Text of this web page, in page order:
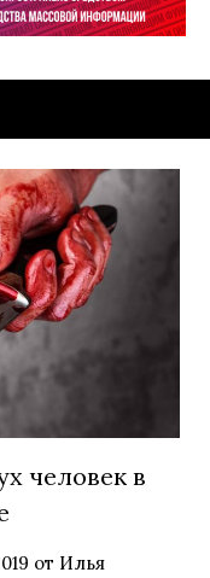
человек в
от Илья